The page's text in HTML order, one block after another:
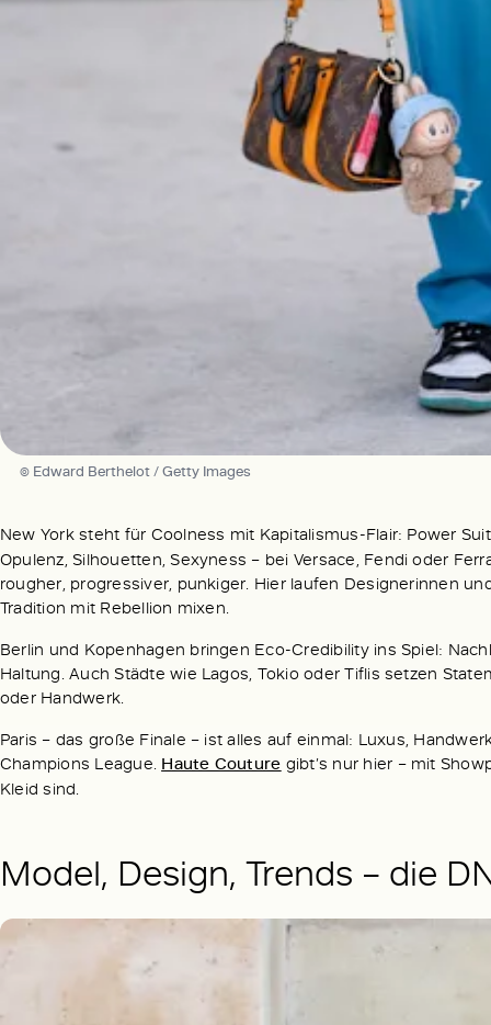
© Edward Berthelot / Getty Images
New York steht für Coolness mit Kapitalismus-Flair: Power
Opulenz, Silhouetten, Sexyness – bei Versace, Fendi oder
rougher, progressiver, punkiger. Hier laufen Designerinnen
Tradition mit Rebellion mixen.
Berlin und Kopenhagen bringen Eco-Credibility ins Spiel:
Haltung. Auch Städte wie Lagos, Tokio oder Tiflis setzen
oder Handwerk.
Paris – das große Finale – ist alles auf einmal: Luxus,
Champions League. Haute Couture gibt’s nur hier – mit
Kleid sind.
Model, Design, Trends – die